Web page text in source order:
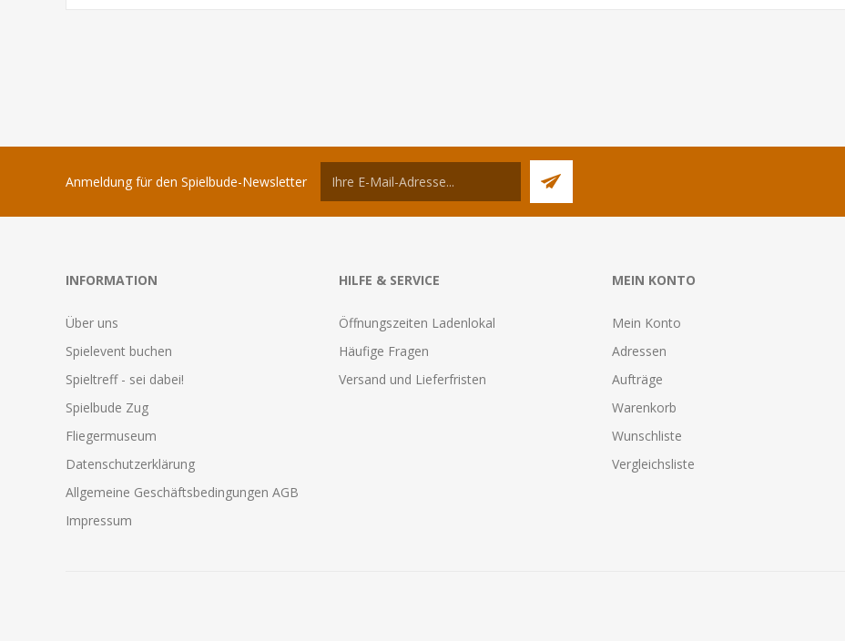
Anmeldung für den Spielbude-Newsletter
INFORMATION
Über uns
Spielevent buchen
Spieltreff - sei dabei!
Spielbude Zug
Fliegermuseum
Datenschutzerklärung
Allgemeine Geschäftsbedingungen AGB
Impressum
HILFE & SERVICE
Öffnungszeiten Ladenlokal
Häufige Fragen
Versand und Lieferfristen
MEIN KONTO
Mein Konto
Adressen
Aufträge
Warenkorb
Wunschliste
Vergleichsliste